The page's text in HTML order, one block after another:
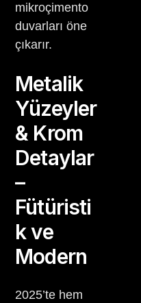
mikroçimento
duvarları öne
çıkarır.
Metalik
Yüzeyler
& Krom
Detaylar
–
Fütüristi
k ve
Modern
2025’te hem